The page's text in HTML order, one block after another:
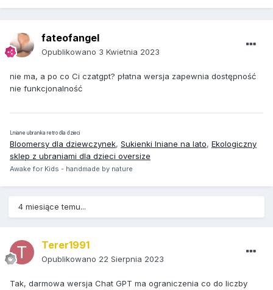
fateofangel
Opublikowano 3 Kwietnia 2023
nie ma, a po co Ci czatgpt? płatna wersja zapewnia dostępność
nie funkcjonalność
Lniane ubranka retro dla dzieci
Bloomersy dla dziewczynek, Sukienki lniane na lato, Ekologiczny
sklep z ubraniami dla dzieci oversize
Awake for Kids - handmade by nature
4 miesiące temu...
Terer1991
Opublikowano 22 Sierpnia 2023
Tak, darmowa wersja Chat GPT ma ograniczenia co do liczby